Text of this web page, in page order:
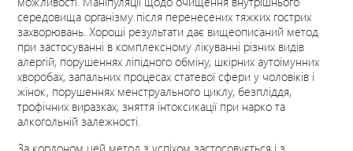
середовища організму після перенесених тяжких гострих
захворювань. Хороші результати дає вищеописаний метод
при застосуванні в комплексному лікуванні різних видів
алергій, порушеннях ліпідного обміну, шкірних аутоімунних
хворобах, запальних процесах статевої сфери у чоловіків і
жінок, порушеннях менструального циклу, безпліддя,
трофічних виразках, зняття інтоксикації при нарко та
алкогольній залежності.
За кордоном цей метод з успіхом застосовується і з